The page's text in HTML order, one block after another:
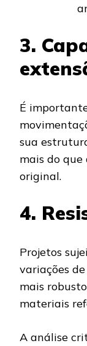
3.
É
sua
mais do
original.
4.
Projetos
variações
mais
materiais
A análise